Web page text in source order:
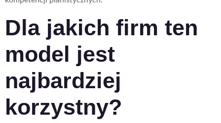
Dla jakich firm ten
model jest
najbardziej
korzystny?